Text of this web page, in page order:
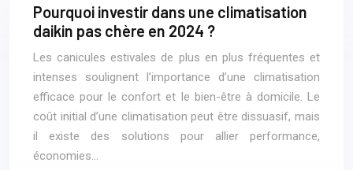
Pourquoi investir dans une climatisation
daikin pas chère en 2024 ?
Les canicules estivales de plus en plus fréquentes et
intenses soulignent l’importance d’une climatisation
efficace pour le confort et le bien-être à domicile. Le
coût initial d’une climatisation peut être dissuasif, mais
il existe des solutions pour allier performance,
économies…